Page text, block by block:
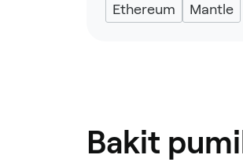
Ethereum Mantle
Bakit